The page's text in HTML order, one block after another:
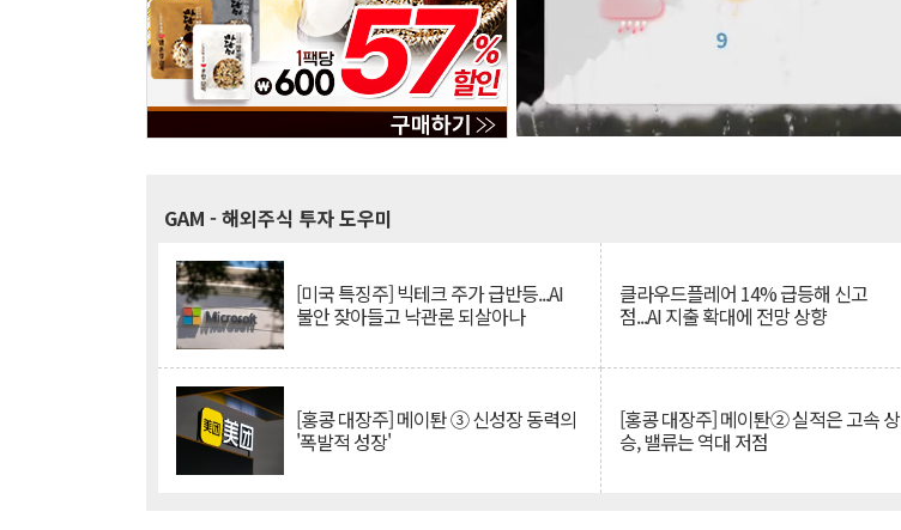
GAM - 해외주식 투자 도우미
[미국 특징주] 빅테크 주가 급반등...AI
불안 잦아들고 낙관론 되살아나
클라우드플레어 14% 급등해 신고
점...AI 지출 확대에 전망 상향
[홍콩 대장주] 메이퇀 ③ 신성장 동력의
'폭발적 성장'
[홍콩 대장주] 메이퇀② 실적은 고속 상
승, 밸류는 역대 저점